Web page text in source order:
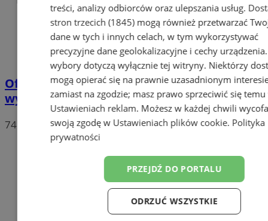
Oficjalne wyniki wyborów: W Chorzowie
wygrywa Rafał Trzaskowski!
74
treści, analizy odbiorców oraz ulepszania usług.
stron trzecich (1845)mogą również przetwarzać
dane w tych i innych celach, w tym wykorzystywać
precyzyjne dane geolokalizacyjne i cechy
wybory dotyczą wyłącznie tej witryny. Niektórzy
mogą opierać się na prawnie uzasadnionym
zamiast na zgodzie; masz prawo sprzeciwić się temu
Ustawieniach reklam. Możesz w każdej chwili
swoją zgodę w Ustawieniach plików cookie. Polityka
prywatności
PRZEJDŹ DO PORTALU
ODRZUĆ WSZYSTKIE